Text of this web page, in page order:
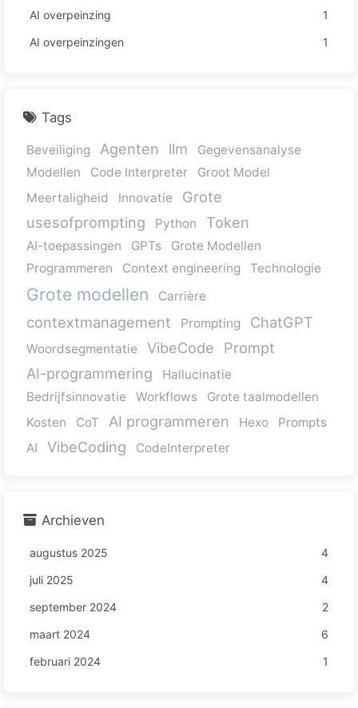
AI overpeinzing
1
AI overpeinzingen
1
Tags
Beveiliging Agenten llm
Gegevensanalyse
Modellen
Code Interpreter
Groot Model
Meertaligheid
Innovatie
Grote
usesofprompting
Python Token
AI-toepassingen GPTs
Grote Modellen
Programmeren
Context engineering Technologie
Grote modellen Carrière
contextmanagement Prompting ChatGPT
Woordsegmentatie VibeCode
Prompt
AI-programmering
Hallucinatie
Bedrijfsinnovatie
Workflows
Grote taalmodellen
Kosten
CoT AI programmeren Hexo
Prompts
AI
VibeCoding CodeInterpreter
Archieven
augustus 2025
4
juli 2025
4
september 2024
2
maart 2024
6
februari 2024
1